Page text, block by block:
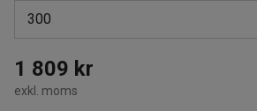
3000
300
300
400
1 809 kr
exkl. moms